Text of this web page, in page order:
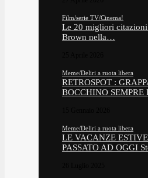
Film/serie TV/Cinema!
Le 20 migliori
Brown nella…
Meme/Deliri a ruota libera
RETROSPOT :
BOCCHINO SEMPRE
Meme/Deliri a ruota libera
LE VACANZE
PASSATO AD OGGI